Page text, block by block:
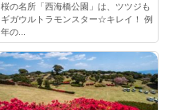
桜の名所「西海橋公園」は、ツツジも
ギガウルトラモンスター☆キレイ！ 例
年の...